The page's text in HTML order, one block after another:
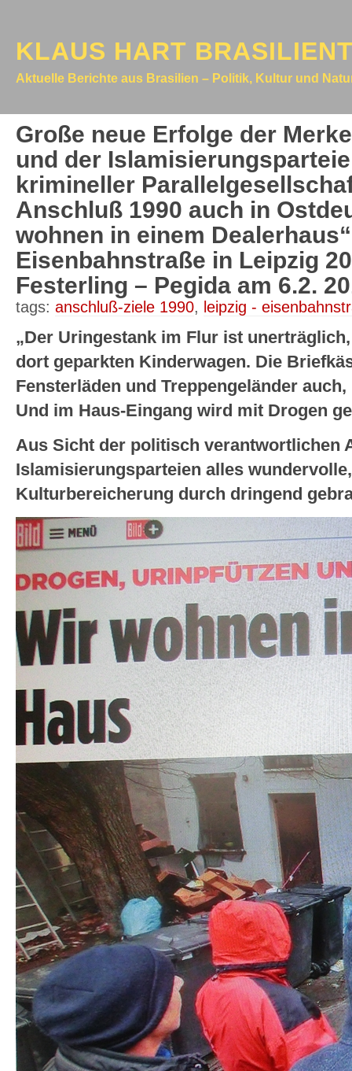
KLAUS HART
Aktuelle Berichte aus Brasilien – Politik, Kultur und
Große neue Erfolge der
und der
krimineller
Anschluß 1990 auch in
wohnen in einem
Eisenbahnstraße in Leipzig
Festerling – Pegida am 6.2.
tags: anschluß-ziele 1990, leipzig -
„Der Uringestank im Flur ist
dort geparkten Kinderwagen. Die
Fensterläden und Treppengeländer
Und im Haus-Eingang wird mit Drogen
Aus Sicht der politisch verantwortlichen
Islamisierungsparteien alles
Kulturbereicherung durch dringend